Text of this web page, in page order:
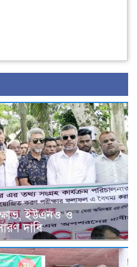
ইউএনও ও
দাবি